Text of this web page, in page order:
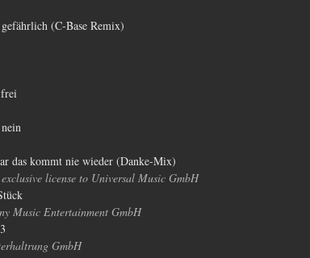
(C-Base Remix)
das kommt nie wieder (Danke-Mix)
license to Universal Music GmbH
Music Entertainment GmbH
GmbH